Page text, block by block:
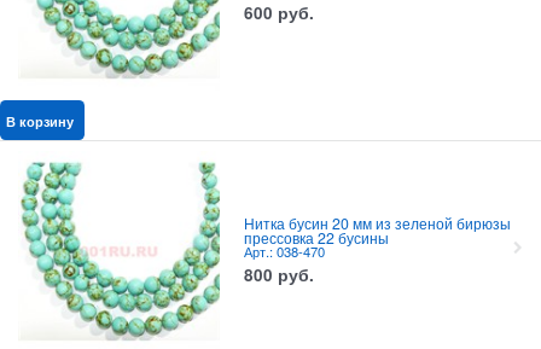
600 руб.
В корзину
Нитка бусин 20 мм из зеленой бирюзы
прессовка 22 бусины
Арт.: 038-470
800 руб.